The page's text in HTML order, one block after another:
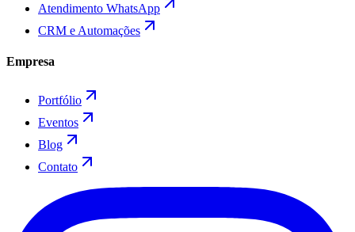
Atendimento WhatsApp
CRM e Automações
Empresa
Portfólio
Eventos
Blog
Contato